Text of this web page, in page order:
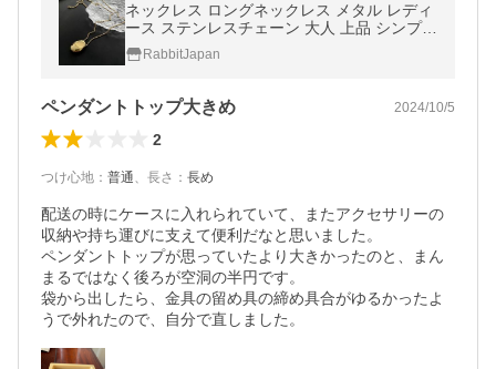
ネックレス ロングネックレス メタル レディ
ース ステンレスチェーン 大人 上品 シンプル
シルバー ゴールド プレゼント
RabbitJapan
ペンダントトップ大きめ 2024/10/5
2
つけ心地 ： 普通、 長さ ： 長め
配送の時にケースに入れられていて、またアクセサリーの
収納や持ち運びに支えて便利だなと思いました。
ペンダントトップが思っていたより大きかったのと、まん
まるではなく後ろが空洞の半円です。
袋から出したら、金具の留め具の締め具合がゆるかったよ
うで外れたので、自分で直しました。